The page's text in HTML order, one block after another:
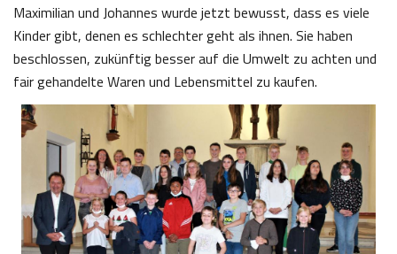
Maximilian und Johannes wurde jetzt bewusst, dass es viele
Kinder gibt, denen es schlechter geht als ihnen. Sie haben
beschlossen, zukünftig besser auf die Umwelt zu achten und
fair gehandelte Waren und Lebensmittel zu kaufen.